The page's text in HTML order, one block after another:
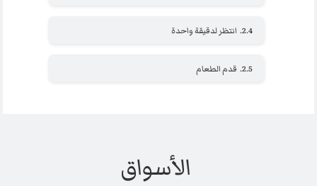
2.4. انتظر لدقيقة واحدة
2.5. قدم الطعام
الأسواق